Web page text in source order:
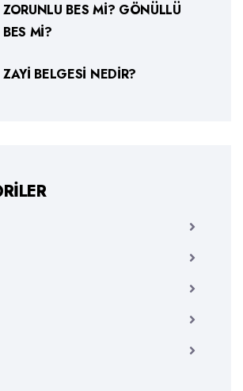
ZORUNLU BES MI? GÖNÜLLÜ
BES MI?
ZAYI BELGESI NEDIR?